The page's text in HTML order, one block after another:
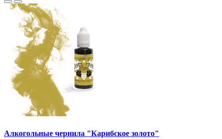
Алкогольные чернила "Карибское золото"